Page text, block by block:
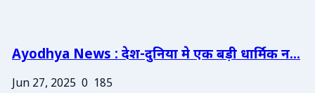
Ayodhya News : देश-दुनिया मे एक बड़ी धार्मिक न...
Jun 27, 2025 0 185